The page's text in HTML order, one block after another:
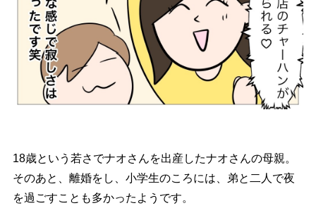
18歳という若さでナオさんを出産したナオさんの母親。
そのあと、離婚をし、小学生のころには、弟と二人で夜
を過ごすことも多かったようです。